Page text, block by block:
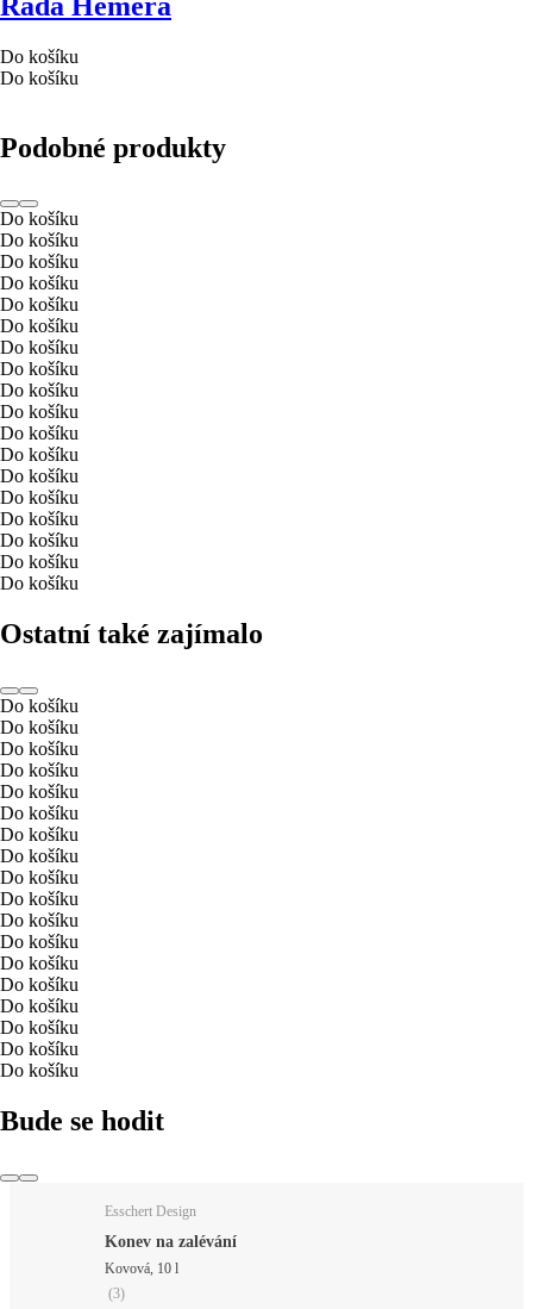
Do košíku
Do košíku
Podobné produkty
Do košíku
Do košíku
Do košíku
Do košíku
Do košíku
Do košíku
Do košíku
Do košíku
Do košíku
Do košíku
Do košíku
Do košíku
Do košíku
Do košíku
Do košíku
Do košíku
Do košíku
Do košíku
Ostatní také zajímalo
Do košíku
Do košíku
Do košíku
Do košíku
Do košíku
Do košíku
Do košíku
Do košíku
Do košíku
Do košíku
Do košíku
Do košíku
Do košíku
Do košíku
Do košíku
Do košíku
Do košíku
Do košíku
Bude se hodit
Esschert Design
Konev na zalévání
Kovová, 10 l
(3)